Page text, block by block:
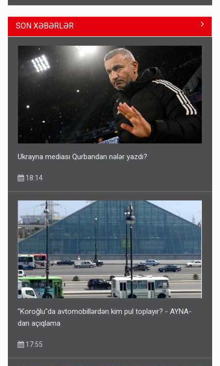
ŞOK! David Seliverstov ölkədən qaçdı
Bu ölkələrə şəxsiyyət vəsiqəsi ilə gedə biləcəksiniz -
SİYAHI
10:53
SON XƏBƏRLƏR
Ukrayna mediası Qurbandan nələr yazdı?
18:14
"Koroğlu"da avtomobillərdən kim pul toplayır? - AYNA-
dan açıqlama
17:55